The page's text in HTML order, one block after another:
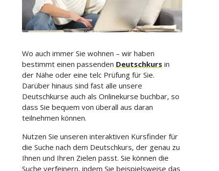
Wo auch immer Sie wohnen – wir haben
bestimmt einen passenden Deutschkurs in
der Nähe oder eine telc Prüfung für Sie.
Darüber hinaus sind fast alle unsere
Deutschkurse auch als Onlinekurse buchbar, so
dass Sie bequem von überall aus daran
teilnehmen können.
Nutzen Sie unseren interaktiven Kursfinder für
die Suche nach dem Deutschkurs, der genau zu
Ihnen und Ihren Zielen passt. Sie können die
Suche verfeinern, indem Sie beispielsweise das